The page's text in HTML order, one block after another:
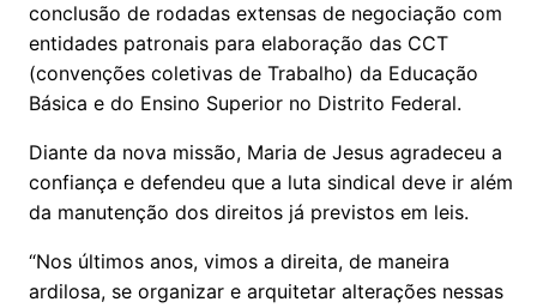
conclusão de rodadas extensas de negociação com
entidades patronais para elaboração das CCT
(convenções coletivas de Trabalho) da Educação
Básica e do Ensino Superior no Distrito Federal.
Diante da nova missão, Maria de Jesus agradeceu a
confiança e defendeu que a luta sindical deve ir além
da manutenção dos direitos já previstos em leis.
“Nos últimos anos, vimos a direita, de maneira
ardilosa, se organizar e arquitetar alterações nessas